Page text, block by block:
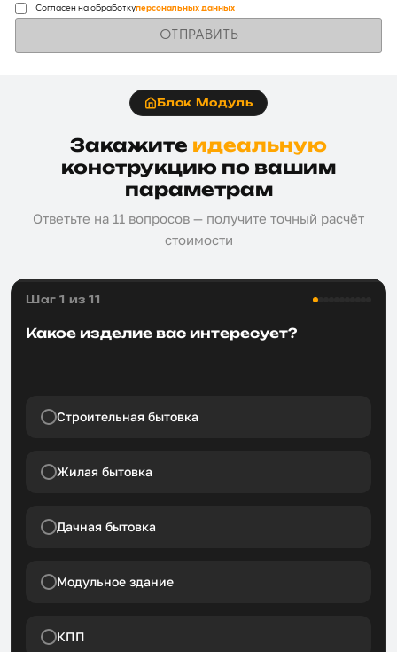
Согласен на обработкуперсональных данных
ОТПРАВИТЬ
Блок Модуль
Закажите идеальную
конструкцию по вашим
параметрам
Ответьте на 11 вопросов — получите точный расчёт
стоимости
Шаг 1 из 11
Какое изделие вас интересует?
Строительная бытовка
Жилая бытовка
Дачная бытовка
Модульное здание
КПП